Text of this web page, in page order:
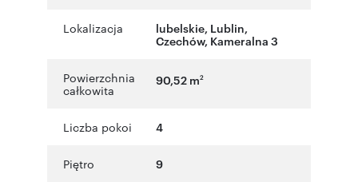
Lokalizacja lubelskie, Lublin,
Czechów, Kameralna 3
Powierzchnia
całkowita
90,52 m2
Liczba pokoi 4
Piętro 9